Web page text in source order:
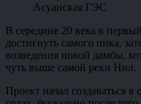
Асуанская ГЭС
В середине 20 века в
достигнуть самого пика,
возведения новой дамбы,
чуть выше самой реки Нил.
Проект начал создаваться в